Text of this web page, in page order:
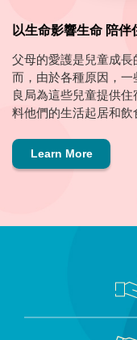
以生命影響生命 陪
父母的愛護是兒童成
而，由於各種原因，
良局為這些兒童提供
料他們的生活起居和
Learn More